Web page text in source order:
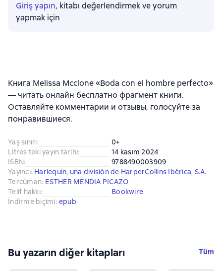
Giriş yapın, kitabı değerlendirmek ve yorum
yapmak için
Книга Melissa Mcclone «Boda con el hombre perfecto»
— читать онлайн бесплатно фрагмент книги.
Оставляйте комментарии и отзывы, голосуйте за
понравившиеся.
Yaş sınırı:
0+
Litres'teki yayın tarihi:
14 kasım 2024
ISBN:
9788490003909
Yayıncı: Harlequin, una división de HarperCollins Ibérica, S.A.
Tercüman: ESTHER MENDIA PICAZO
Telif hakkı:
Bookwire
İndirme biçimi: epub
Bu yazarın diğer kitapları Tüm